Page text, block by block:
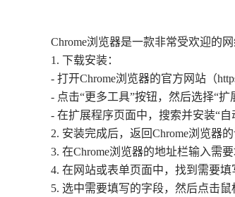
Chrome浏览器是一款非常受欢迎的
1. 下载安装：
- 打开Chrome浏览器的官方网站（
- 点击“更多工具”按钮，然后选择“扩
- 在扩展程序页面中，搜索并安装“自
2. 安装完成后，返回Chrome浏览器
3. 在Chrome浏览器的地址栏输入需
4. 在网站或表单页面中，找到需要
5. 选中需要填写的字段，然后点击